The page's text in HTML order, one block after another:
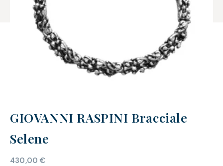
GIOVANNI RASPINI Bracciale
Selene
430,00€